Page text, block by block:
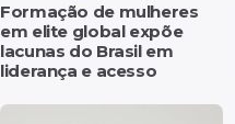
Formação de mulheres
em elite global expõe
lacunas do Brasil em
liderança e acesso